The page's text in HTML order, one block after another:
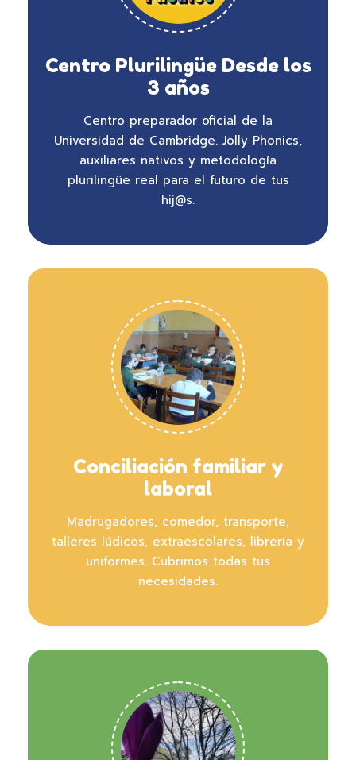
Centro Plurilingüe Desde los
3 años
Centro preparador oficial de la
Universidad de Cambridge. Jolly Phonics,
auxiliares nativos y metodología
plurilingüe real para el futuro de tus
hij@s.
Conciliación familiar y
laboral
Madrugadores, comedor, transporte,
talleres lúdicos, extraescolares, librería y
uniformes. Cubrimos todas tus
necesidades.